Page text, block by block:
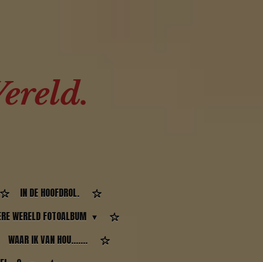
IN DE HOOFDROL.
WERELD FOTOALBUM
WAAR IK VAN HOU.......